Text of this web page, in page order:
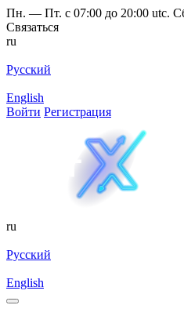
Пн. — Пт. с 07:00 до 20:00 utc.
Связаться
ru
Русский
English
Войти Регистрация
ru
Русский
English